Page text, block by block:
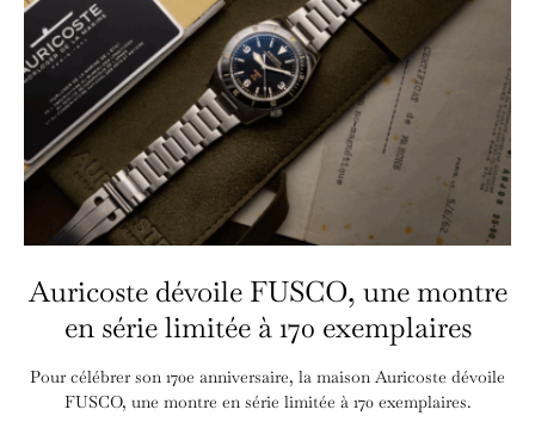
Auricoste dévoile FUSCO, une montre
en série limitée à 170 exemplaires
Pour célébrer son 170e anniversaire, la maison Auricoste dévoile
FUSCO, une montre en série limitée à 170 exemplaires.